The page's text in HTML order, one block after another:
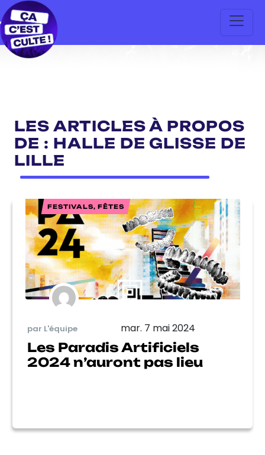
LES ARTICLES À PROPOS
DE : HALLE DE GLISSE DE
LILLE
FESTIVALS, FÊTES
par L'équipe mar. 7 mai 2024
Les Paradis Artificiels
2024 n’auront pas lieu